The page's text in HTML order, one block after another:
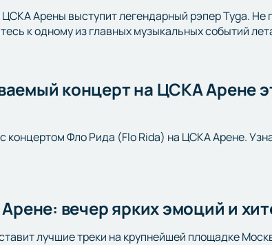
Арены выступит легендарный рэпер Tyga. Не
к одному из главных музыкальных событий
концерт на ЦСКА Арене
Фло Рида (Flo Rida) на ЦСКА Арене.
вечер ярких эмоций и
лучшие треки на крупнейшей площадке